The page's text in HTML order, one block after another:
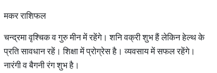
मकर राशिफल
चन्द्रमा वृश्चिक व गुरु मीन में रहेंगे। शनि वक्री शुभ हैं लेकिन हेल्थ के
प्रति सावधान रहें। शिक्षा में प्रोग्रेस है। व्यवसाय में सफल रहेंगे।
नारंगी व बैगनी रंग शुभ है।